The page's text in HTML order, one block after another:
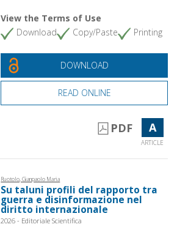
View the Terms of Use
Download
Copy/Paste Printing
DOWNLOAD
READ ONLINE
PDF A
ARTICLE
Ruotolo, Gianpaolo Maria
Su taluni profili del rapporto tra
guerra e disinformazione nel
diritto internazionale
2026 - Editoriale Scientifica